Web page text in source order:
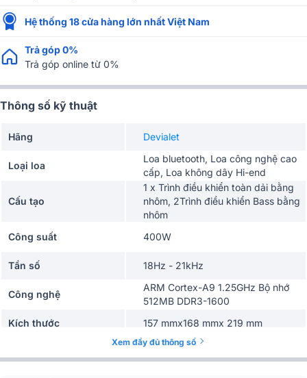
Hệ thống 18 cửa hàng lớn nhất Việt Nam
Trả góp 0%
Trả góp online từ 0%
Thông số kỹ thuật
Hãng Devialet
Loại loa
Loa bluetooth, Loa công nghệ cao
cấp, Loa không dây Hi-end
Cấu tạo
1 x Trình điều khiển toàn dải bằng
nhôm, 2Trình điều khiển Bass bằng
nhôm
Công suất
400W
Tần số 18Hz - 21kHz
Công nghệ
ARM Cortex-A9 1.25GHz Bộ nhớ
512MB DDR3-1600
Kích thước
157 mmx168 mmx 219 mm
Xem đầy đủ thông số